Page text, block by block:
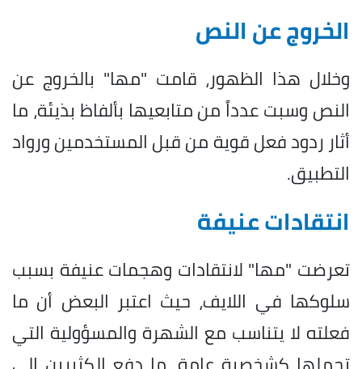
الخروج عن النص
وخلال هذا الظهور، قامت "مها" بالخروج عن
النص وسبت عدداً من متابعيها بألفاظ بذيئة، ما
أثار ردود فعل قوية من قبل المستخدمين ورواد
التطبيق.
انتقادات عنيفة
تعرضت "مها" لانتقادات وهجمات عنيفة بسبب
سلوكها في اللايف، حيث اعتبر البعض أن ما
فعلته لا يتناسب مع الشهرة والمسؤولية التي